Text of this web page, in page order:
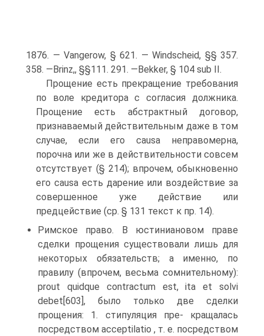
1876. — Vangerow, § 621. — Windscheid, §§ 357.
358. —Brinz,, §§111. 291. —Bekker, § 104 sub II.
Прощение есть прекращение требования
по воле кредитора с согласия должника.
Прощение есть абстрактный договор,
признаваемый действительным даже в том
случае, если его causa неправомерна,
порочна или же в действительности совсем
отсутствует (§ 214); впрочем, обыкновенно
его causa есть дарение или воздействие за
совершенное уже действие или
предцействие (ср. § 131 текст к пр. 14).
Римское право. В юстиниановом праве
сделки прощения существовали лишь для
некоторых обязательств; а именно, по
правилу (впрочем, весьма сомнительному):
prout quidque contractum est, ita et solvi
debet[603], было только две сделки
прощения: 1. стипуляция пре- кращалась
посредством acceptilatio , т. е. посредством